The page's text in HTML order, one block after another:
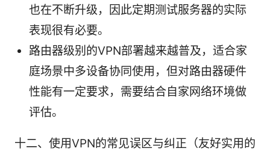
也在不断升级，因此定期测试服务器的实际
表现很有必要。
路由器级别的VPN部署越来越普及，适合家
庭场景中多设备协同使用，但对路由器硬件
性能有一定要求，需要结合自家网络环境做
评估。
十二、使用VPN的常见误区与纠正（友好实用的